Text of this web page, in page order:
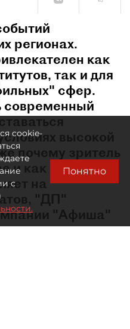
регионах.
как
так и для
сфер.
современный
высокой
почему зритель
и как
на
"ДП"
"Афиша"
cookie-
с
Понятно